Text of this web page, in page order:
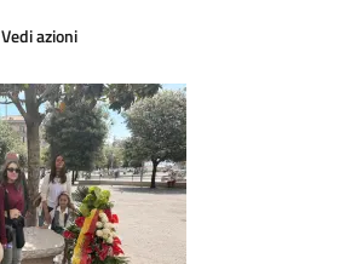
Vedi azioni